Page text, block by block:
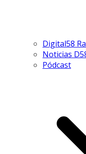
Digital58
Noticias
Pódcast